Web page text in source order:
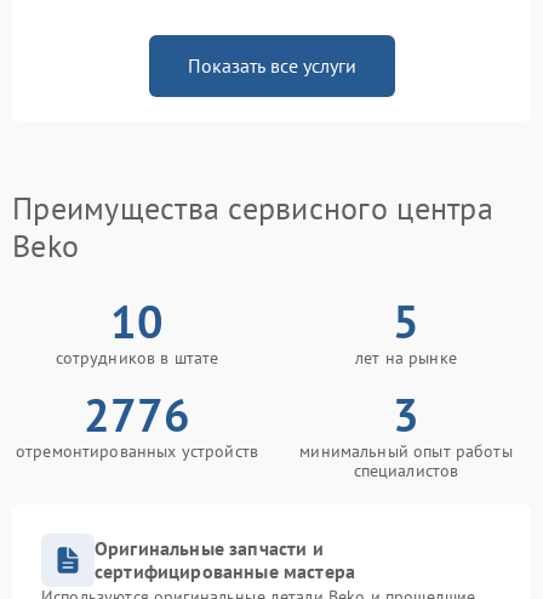
Показать все услуги
Преимущества сервисного центра
Beko
10
сотрудников в штате
5
лет на рынке
2776
отремонтированных устройств
3
минимальный опыт работы
специалистов
Оригинальные запчасти и
сертифицированные мастера